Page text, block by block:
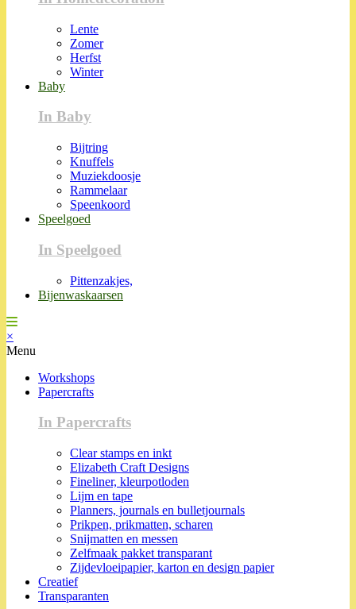
Lente
Zomer
Herfst
Winter
Baby
In Baby
Bijtring
Knuffels
Muziekdoosje
Rammelaar
Speenkoord
Speelgoed
In Speelgoed
Pittenzakjes,
Bijenwaskaarsen
×
Menu
Workshops
Papercrafts
In Papercrafts
Clear stamps en inkt
Elizabeth Craft Designs
Fineliner, kleurpotloden
Lijm en tape
Planners, journals en bulletjournals
Prikpen, prikmatten, scharen
Snijmatten en messen
Zelfmaak pakket transparant
Zijdevloeipapier, karton en design papier
Creatief
Transparanten